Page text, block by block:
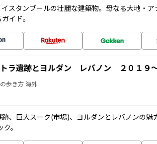
スタンブールの壮麗な建築物。母なる大地・ア
イド。
ラ遺跡とヨルダン レバノン ２０１９
歩き方 海外
、巨大スーク(市場)、ヨルダンとレバノンの魅
。